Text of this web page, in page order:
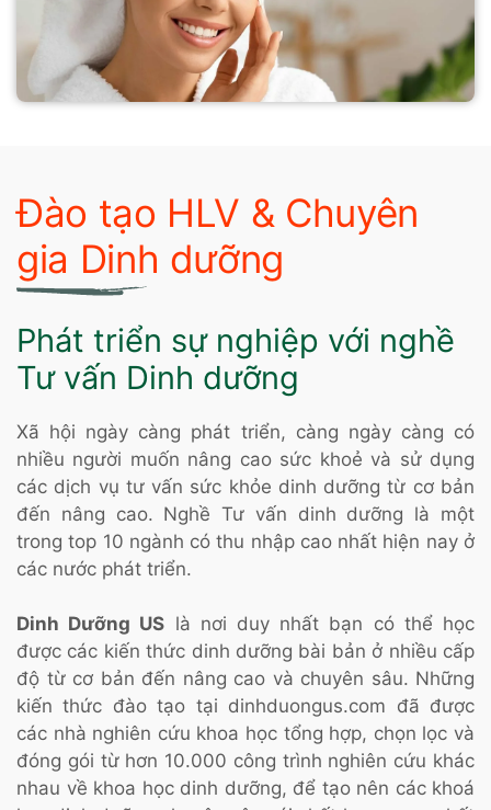
Đào tạo HLV & Chuyên
gia Dinh dưỡng
Phát triển sự nghiệp với nghề
Tư vấn Dinh dưỡng
Xã hội ngày càng phát triển, càng ngày càng có
nhiều người muốn nâng cao sức khoẻ và sử dụng
các dịch vụ tư vấn sức khỏe dinh dưỡng từ cơ bản
đến nâng cao. Nghề Tư vấn dinh dưỡng là một
trong top 10 ngành có thu nhập cao nhất hiện nay ở
các nước phát triển.
Dinh Dưỡng US là nơi duy nhất bạn có thể học
được các kiến thức dinh dưỡng bài bản ở nhiều cấp
độ từ cơ bản đến nâng cao và chuyên sâu. Những
kiến thức đào tạo tại dinhduongus.com đã được
các nhà nghiên cứu khoa học tổng hợp, chọn lọc và
đóng gói từ hơn 10.000 công trình nghiên cứu khác
nhau về khoa học dinh dưỡng, để tạo nên các khoá